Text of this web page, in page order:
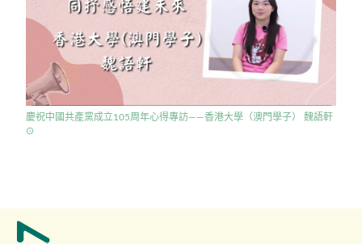
慶祝中國共產黨成立105周年心得專訪——香港大學（澳門學子） 魏語軒
access_time